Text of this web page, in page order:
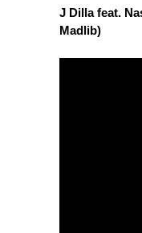
J Dilla feat.
Madlib)